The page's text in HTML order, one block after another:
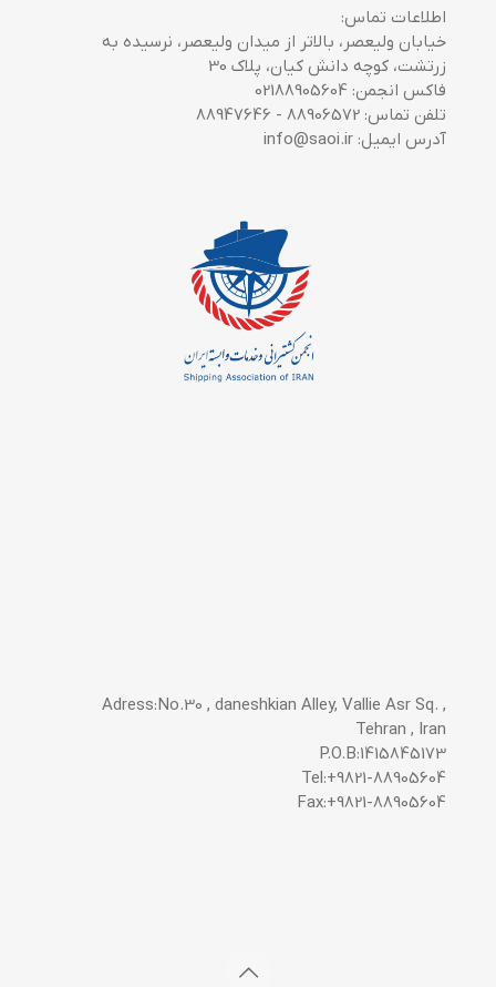
اطلاعات تماس:
خیابان ولیعصر، بالاتر از میدان ولیعصر، نرسیده به
زرتشت، کوچه دانش کیان، پلاک 30
فاکس انجمن: 02188905604
تلفن تماس: 88906572 - 88947646
آدرس ایمیل: info@saoi.ir
Adress:No.30 , daneshkian Alley, Vallie Asr Sq. ,
Tehran , Iran
P.O.B:1415845173
Tel:+9821-88905604
Fax:+9821-88905604